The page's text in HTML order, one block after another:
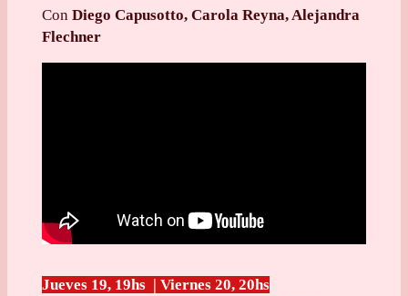
ConDiego Capusotto, Carola Reyna, Alejandra
Flechner
Jueves 19, 19hs | Viernes 20, 20hs